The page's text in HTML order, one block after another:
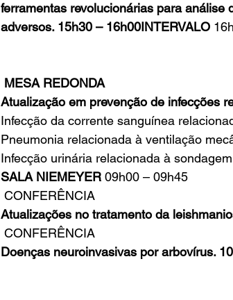
ferramentas revolucionárias para análise
adversos. 15h30 – 16h00INTERVALO
MESA REDONDA
Atualização em prevenção de infecções
Infecção da corrente sanguínea
Pneumonia relacionada à ventilação
Infecção urinária relacionada à
SALA NIEMEYER 09h00 – 09h45
CONFERÊNCIA
Atualizações no tratamento da
CONFERÊNCIA
Doenças neuroinvasivas por arbovírus.